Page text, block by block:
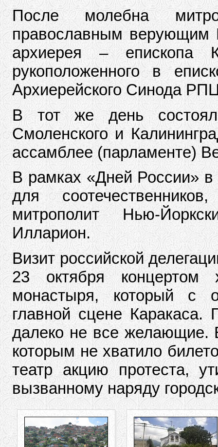
После молебна
православным верующим
архиерея – епископа
рукоположенного в
Архиерейского Синода
В тот же день
Смоленского и
ассамблее (парламенте)
В рамках «Дней России»
для
митрополит Нью-
Илларион.
Визит российской
23 октября концертом
монастыря, который с
главной сцене Каракаса.
далеко не все желающие.
которым не хватило
театр акцию протеста,
вызванному наряду